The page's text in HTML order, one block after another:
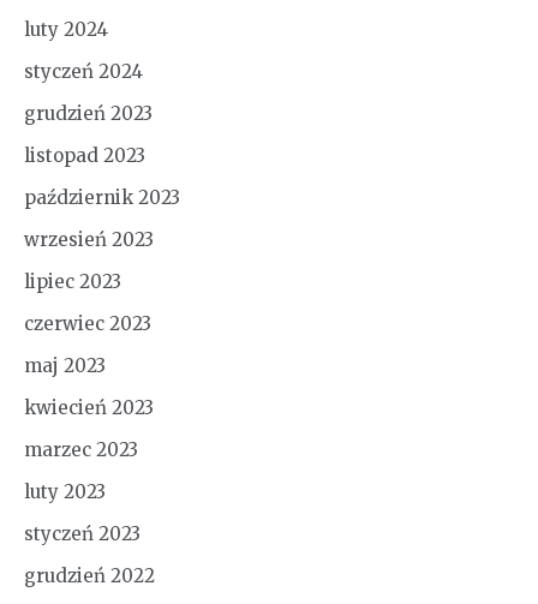
luty 2024
styczeń 2024
grudzień 2023
listopad 2023
październik 2023
wrzesień 2023
lipiec 2023
czerwiec 2023
maj 2023
kwiecień 2023
marzec 2023
luty 2023
styczeń 2023
grudzień 2022